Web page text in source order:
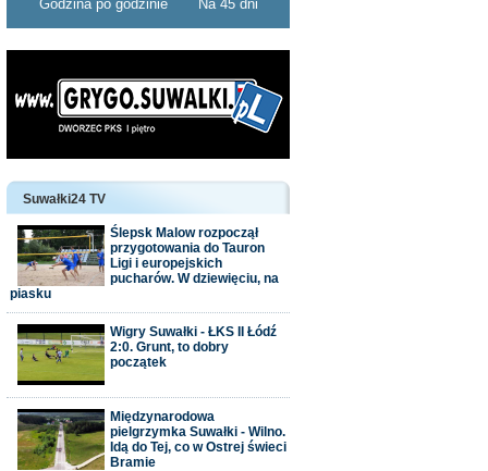
Godzina po godzinie Na 45 dni
Suwałki24 TV
Ślepsk Malow rozpoczął
przygotowania do Tauron
Ligi i europejskich
pucharów. W dziewięciu, na
piasku
Wigry Suwałki - ŁKS II Łódź
2:0. Grunt, to dobry
początek
Międzynarodowa
pielgrzymka Suwałki - Wilno.
Idą do Tej, co w Ostrej świeci
Bramie